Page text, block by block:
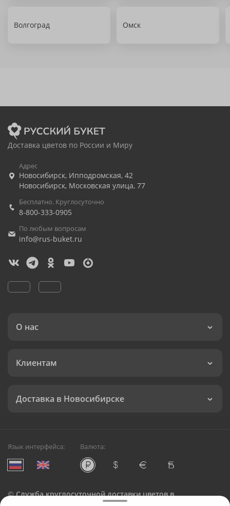
Волгоград Омск
Доставка цветов по России и Миру
Адрес
Новосибирск, Ипподромская, 42
Новосибирск, Московская улица, 77
Бесплатно. Круглосуточно
8-800-333-0905
По любым вопросам
info@rus-buket.ru
О нас
Клиентам
Доставка в Новосибирске
Язык интерфейса: Валюта:
©Служба круглосуточной доставки цветов в